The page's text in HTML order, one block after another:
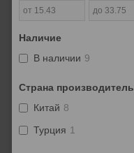
Наличие
В наличии 9
Страна производитель
Китай 8
Турция 1